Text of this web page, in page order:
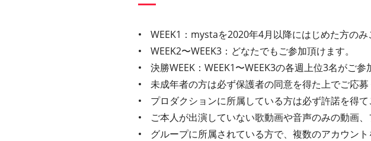
WEEK1：mystaを2020年4月以降にはじめた方のみ
WEEK2〜WEEK3：どなたでもご参加頂けます。
決勝WEEK：WEEK1〜WEEK3の各週上位3名がご参
未成年者の方は必ず保護者の同意を得た上でご応募
プロダクションに所属している方は必ず許諾を得て
ご本人が出演していない歌動画や音声のみの動画
グループに所属されている方で、複数のアカウン